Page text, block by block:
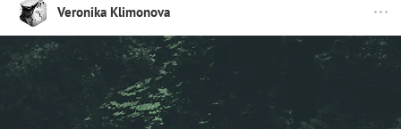
Veronika Klimonova